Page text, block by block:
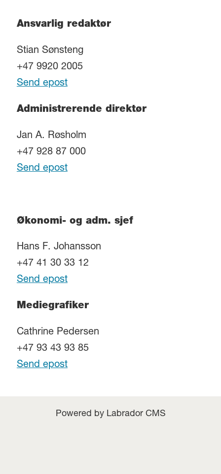
Ansvarlig redaktør
Stian Sønsteng
+47 9920 2005
Send epost
Administrerende direktør
Jan A. Røsholm
+47 928 87 000
Send epost
Økonomi- og adm. sjef
Hans F. Johansson
+47 41 30 33 12
Send epost
Mediegrafiker
Cathrine Pedersen
+47 93 43 93 85
Send epost
Powered by Labrador CMS